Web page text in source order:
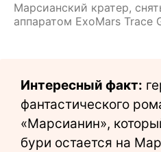
Марсианский кратер,
аппаратом ExoMars Trace
Интересный факт:
фантастического
«Марсианин»,
бури остается на